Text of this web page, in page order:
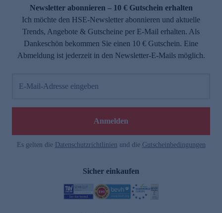
Newsletter abonnieren – 10 € Gutschein erhalten
Ich möchte den HSE-Newsletter abonnieren und aktuelle
Trends, Angebote & Gutscheine per E-Mail erhalten. Als
Dankeschön bekommen Sie einen 10 € Gutschein. Eine
Abmeldung ist jederzeit in den Newsletter-E-Mails möglich.
E-Mail-Adresse eingeben
Anmelden
Es gelten die Datenschutzrichtlinien und die Gutscheinbedingungen
Sicher einkaufen